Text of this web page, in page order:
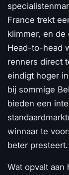
France trekt
klimmer, en de
Head-to-head
renners direct
eindigt hoger
bij sommige
bieden een
winnaar te
beter presteert.
Wat opvalt aan